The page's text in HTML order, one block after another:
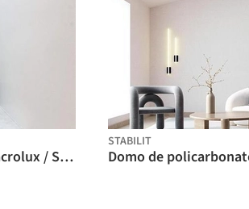
Domos de policarbonato - Macrolux / Stabilit
STABILIT